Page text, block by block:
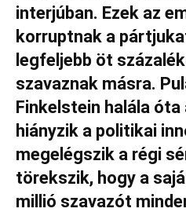
interjúban. Ezek az
korruptnak a
legfeljebb öt
szavaznak másra.
Finkelstein halála óta
hiányzik a politikai
megelégszik a régi
törekszik, hogy a
millió szavazót